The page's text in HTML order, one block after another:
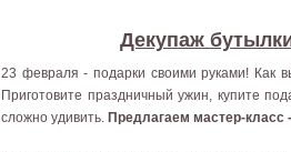
Декупаж
23 февраля - подарки своими руками! Как
Приготовите праздничный ужин, купите
сложно удивить. Предлагаем мастер-класс